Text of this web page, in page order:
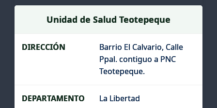
Unidad de Salud Teotepeque
Barrio El Calvario, Calle
Ppal. contiguo a PNC
Teotepeque.
La Libertad